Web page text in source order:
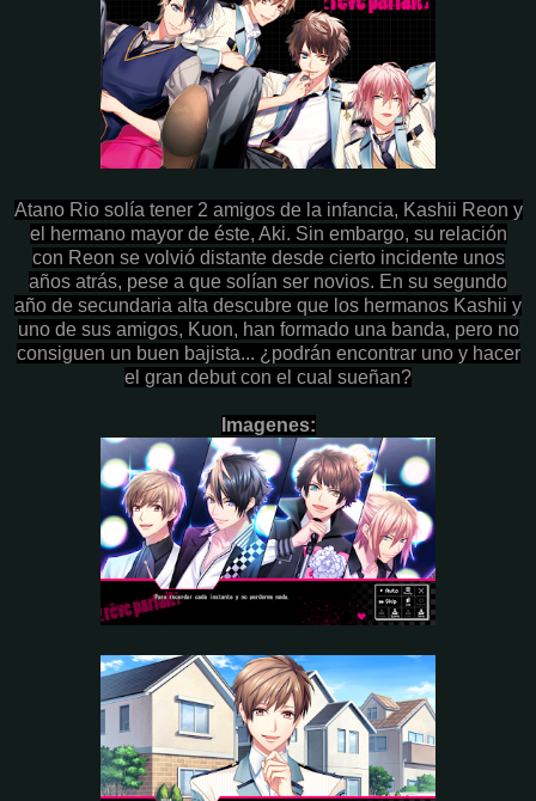
Atano Rio solía tener 2 amigos de la infancia, Kashii Reon y
el hermano mayor de éste, Aki. Sin embargo, su relación
con Reon se volvió distante desde cierto incidente unos
años atrás, pese a que solían ser novios. En su segundo
año de secundaria alta descubre que los hermanos Kashii y
uno de sus amigos, Kuon, han formado una banda, pero no
consiguen un buen bajista... ¿podrán encontrar uno y hacer
el gran debut con el cual sueñan?
Imagenes: